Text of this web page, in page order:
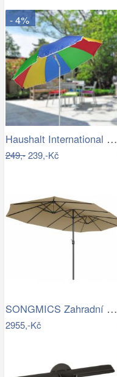
- 4%
Haushalt International Slunečník duhový…
249,-239,-Kč
SONGMICS Zahradní slunečník Lyre šedý
2955,-Kč